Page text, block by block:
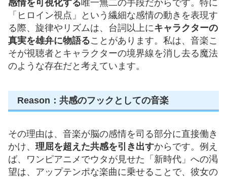
感情を可視化する唯一無二の手段だからです。特に
「ヒロイン視点」という繊細な感情の動きを表現す
る際、旋律やリズムは、台詞以上にキャラクターの
真実を雄弁に物語ることがあります。私は、音楽こ
そが視聴者とキャラクターの境界線を消し去る魔法
のような存在だと考えています。
Reason：共感のフックとしての音楽
その理由は、音楽が脳の感情を司る部分に直接働き
かけ、 理屈を超えた共感を引き出すからです。例え
ば、ワンピアニメでウタが見せた「新時代」への渇
望は、アップテンポな楽曲に乗せることで、彼女の